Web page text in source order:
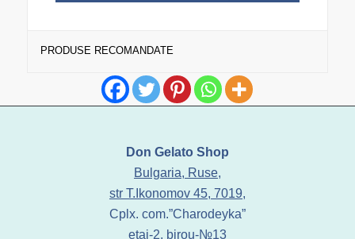
PRODUSE RECOMANDATE
Don Gelato Shop
Bulgaria, Ruse,
str T.Ikonomov 45, 7019,
Cplx. com.”Charodeyka”
etaj-2, birou-№13